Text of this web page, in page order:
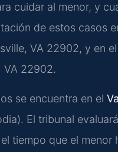
cuidar al menor, y
de estos casos
VA 22902, y en
VA 22902.
se encuentra en el
El tribunal
tiempo que el